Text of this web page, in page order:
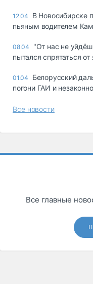
12.04
В Новосибирске
пьяным водителем
08.04
"От нас не
пытался спрятаться
01.04
Белорусский
погони ГАИ и
Все новости
Все главные